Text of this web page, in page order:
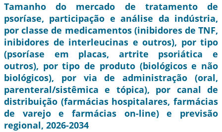
Tamanho do mercado de tratamento de
psoríase, participação e análise da indústria,
por classe de medicamentos (inibidores de TNF,
inibidores de interleucinas e outros), por tipo
(psoríase em placas, artrite psoriática e
outros), por tipo de produto (biológicos e não
biológicos), por via de administração (oral,
parenteral/sistêmica e tópica), por canal de
distribuição (farmácias hospitalares, farmácias
de varejo e farmácias on-line) e previsão
regional, 2026-2034